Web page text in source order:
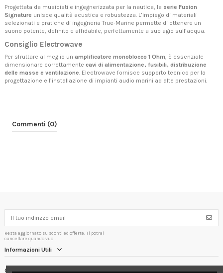
Progettata da musicisti e ingegnerizzata per la nautica, la serie Fusion
Signature unisce qualità acustica e robustezza. L’impiego di materiali
selezionati e pratiche di ingegneria True-Marine permette di ottenere un
suono potente, definito e affidabile, perfettamente a suo agio sull’acqua.
Consiglio Electrowave
Per sfruttare al meglio un amplificatore monoblocco 1 Ohm, è essenziale
dimensionare correttamente cavi di alimentazione, fusibili, distribuzione
delle masse e ventilazione. Electrowave fornisce supporto tecnico per la
progettazione e l’installazione di impianti audio marini ad alte prestazioni.
Commenti (0)
Resta aggiornato su sconti ed offerte. Ti potrai
cancellare quando vuoi.
Informazioni Utili
Contact us